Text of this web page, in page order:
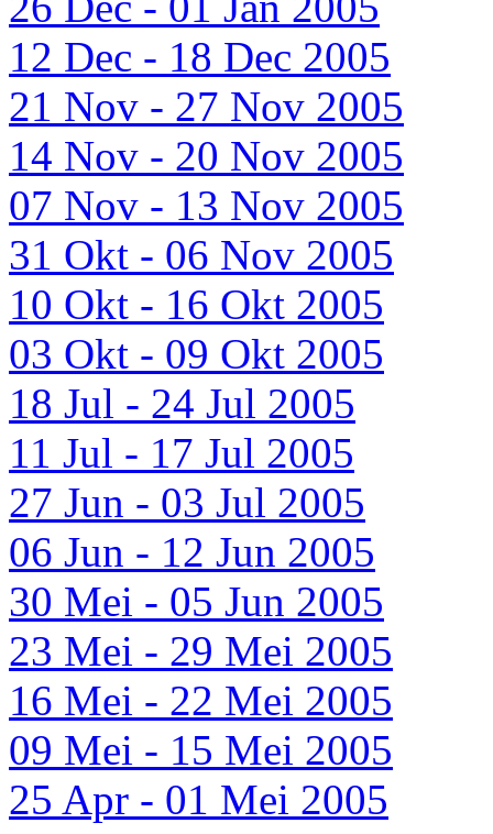
12 Dec - 18 Dec 2005
21 Nov - 27 Nov 2005
14 Nov - 20 Nov 2005
07 Nov - 13 Nov 2005
31 Okt - 06 Nov 2005
10 Okt - 16 Okt 2005
03 Okt - 09 Okt 2005
18 Jul - 24 Jul 2005
11 Jul - 17 Jul 2005
27 Jun - 03 Jul 2005
06 Jun - 12 Jun 2005
30 Mei - 05 Jun 2005
23 Mei - 29 Mei 2005
16 Mei - 22 Mei 2005
09 Mei - 15 Mei 2005
25 Apr - 01 Mei 2005